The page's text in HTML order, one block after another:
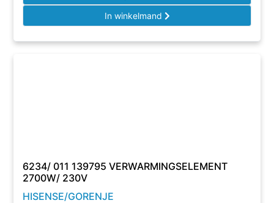
In winkelmand
6234/ 011 139795 VERWARMINGSELEMENT
2700W/ 230V
HISENSE/GORENJE